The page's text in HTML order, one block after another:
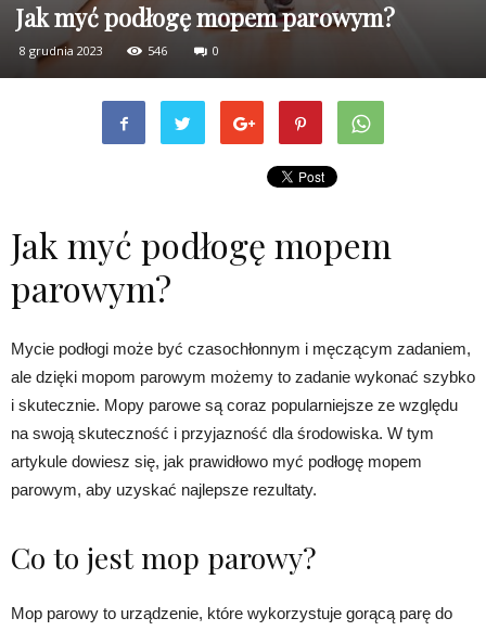
Jak myć podłogę mopem parowym?
8 grudnia 2023 546 0
Jak myć podłogę mopem
parowym?
Mycie podłogi może być czasochłonnym i męczącym zadaniem,
ale dzięki mopom parowym możemy to zadanie wykonać szybko
i skutecznie. Mopy parowe są coraz popularniejsze ze względu
na swoją skuteczność i przyjazność dla środowiska. W tym
artykule dowiesz się, jak prawidłowo myć podłogę mopem
parowym, aby uzyskać najlepsze rezultaty.
Co to jest mop parowy?
Mop parowy to urządzenie, które wykorzystuje gorącą parę do